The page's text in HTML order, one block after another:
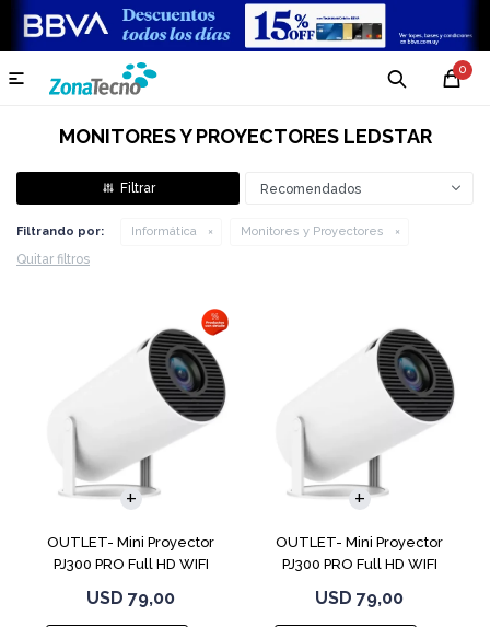
0

MONITORES Y PROYECTORES LEDSTAR
Recomendados
Filtrando por: Informática Monitores y Proyectores
Quitar filtros
OUTLET- Mini Proyector
PJ300 PRO Full HD WIFI
USD 79,00
OUTLET- Mini Proyector
PJ300 PRO Full HD WIFI
USD 79,00